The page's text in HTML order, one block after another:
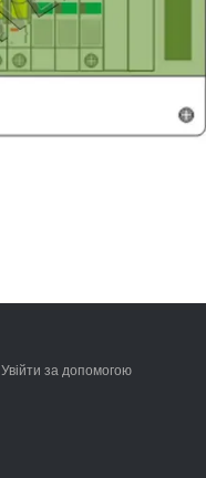
Увійти за допомогою